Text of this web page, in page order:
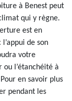
à Benest peut
qui y règne.
est en
de son
votre
ou l’étanchéité à
en savoir plus
pendant les